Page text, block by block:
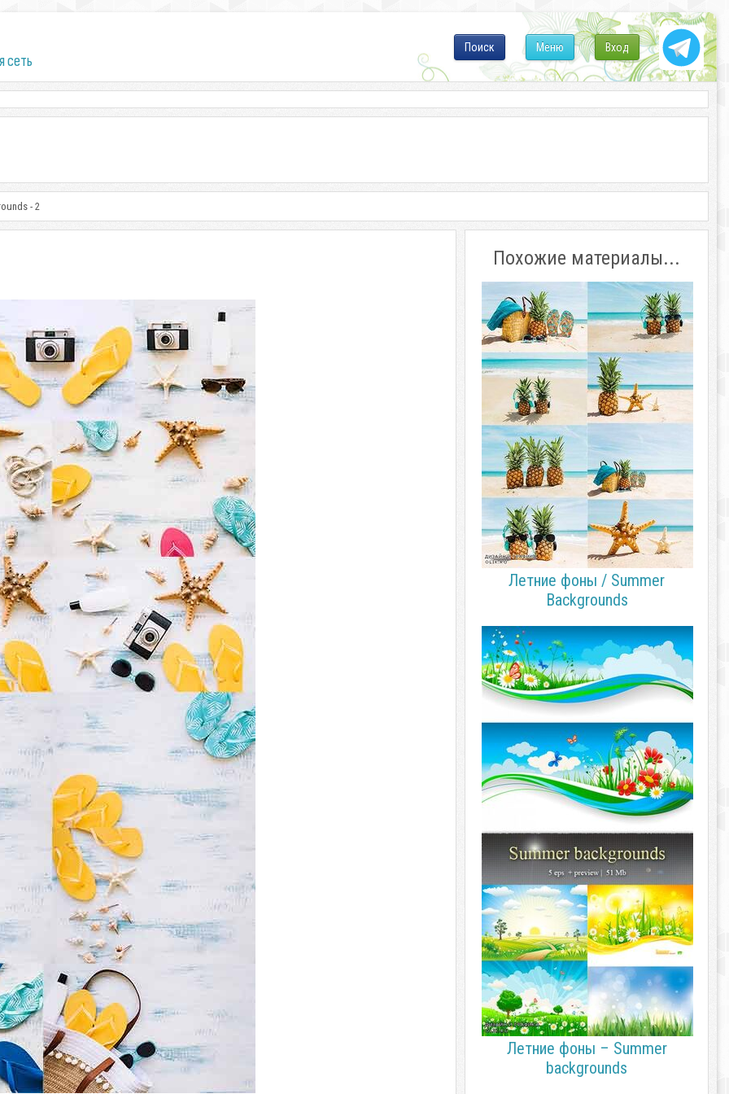
сеть
Вход
Меню
Поиск
- 2
Похожие материалы...
Летние фоны / Summer
Backgrounds
Летние фоны – Summer
backgrounds